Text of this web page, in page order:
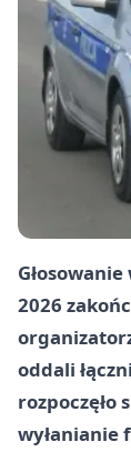
2026
oddali
rozpoczęło
wyłanianie